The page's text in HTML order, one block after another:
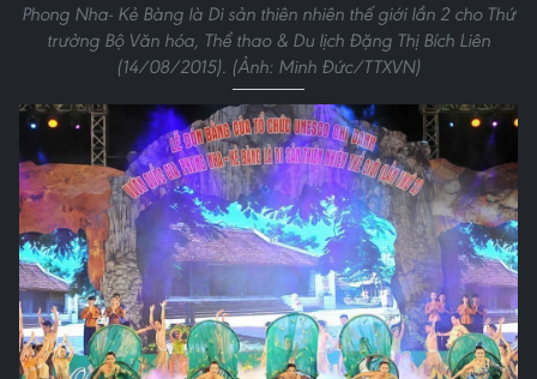
Phong Nha- Kẻ Bàng là Di sản thiên nhiên thế giới lần 2 cho Thứ
trưởng Bộ Văn hóa, Thể thao & Du lịch Đặng Thị Bích Liên
(14/08/2015). (Ảnh: Minh Đức/TTXVN)